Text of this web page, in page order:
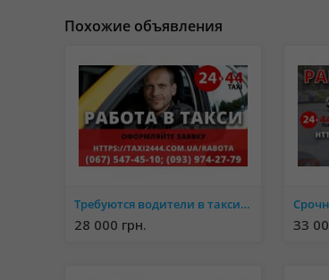
Похожие объявления
Требуются водители в такси со своим авто! Простая регистрация, техподдержка 24/7
28 000 грн. 33